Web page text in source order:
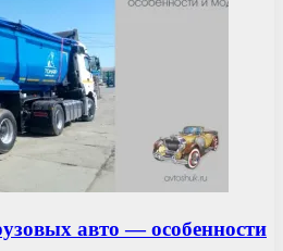
авто — особенности